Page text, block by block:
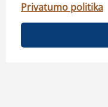
Privatumo politika